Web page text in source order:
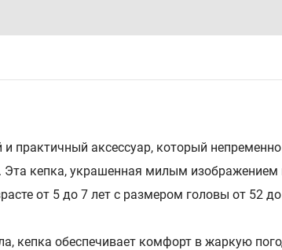
практичный аксессуар, который непременно
кепка, украшенная милым изображением
от 5 до 7 лет с размером головы от 52
кепка обеспечивает комфорт в жаркую